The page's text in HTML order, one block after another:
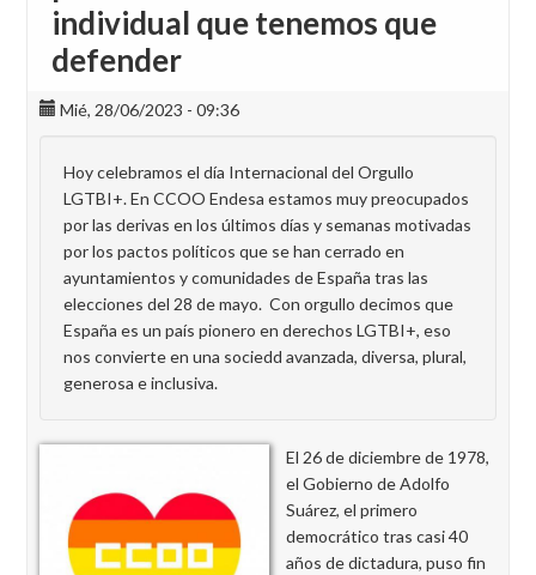
individual que tenemos que
defender
Mié, 28/06/2023 - 09:36
Hoy celebramos el día Internacional del Orgullo
LGTBI+. En CCOO Endesa estamos muy preocupados
por las derivas en los últimos días y semanas motivadas
por los pactos políticos que se han cerrado en
ayuntamientos y comunidades de España tras las
elecciones del 28 de mayo. Con orgullo decimos que
España es un país pionero en derechos LGTBI+, eso
nos convierte en una sociedd avanzada, diversa, plural,
generosa e inclusiva.
El 26 de diciembre de 1978,
el Gobierno de Adolfo
Suárez, el primero
democrático tras casi 40
años de dictadura, puso fin